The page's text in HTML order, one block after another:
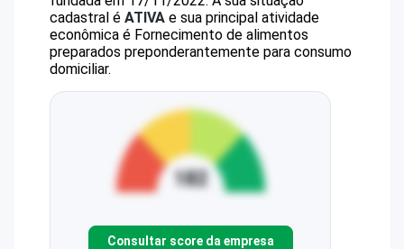
cadastral é ATIVA e sua principal atividade
econômica é Fornecimento de alimentos
preparados preponderantemente para consumo
domiciliar.
Consultar score da empresa